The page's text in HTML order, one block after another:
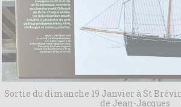
Sortie du dimanche 19 Janvier à St
de Jean-Jacques